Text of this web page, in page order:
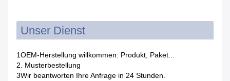
Unser Dienst
1OEM-Herstellung willkommen: Produkt, Paket...
2. Musterbestellung
3Wir beantworten Ihre Anfrage in 24 Stunden.